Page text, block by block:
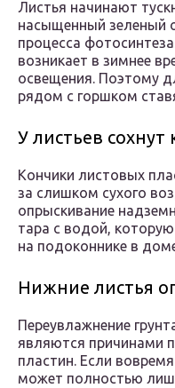
Листья начинают
насыщенный зеленый
процесса
возникает в зимнее
освещения. Поэтому
рядом с горшком
У листьев сохнут
Кончики листовых
за слишком сухого
опрыскивание
тара с водой,
на подоконнике в
Нижние листья
Переувлажнение
являются причинами
пластин. Если
может полностью